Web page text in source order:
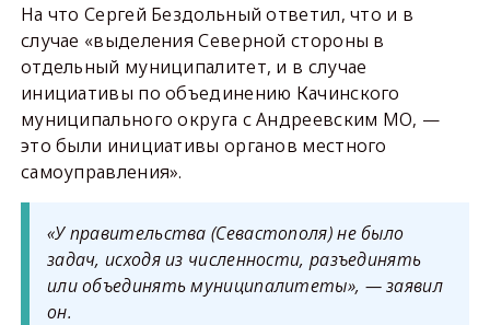
На что Сергей Бездольный ответил, что и в
случае «выделения Северной стороны в
отдельный муниципалитет, и в случае
инициативы по объединению Качинского
муниципального округа с Андреевским МО, —
это были инициативы органов местного
самоуправления».
«У правительства (Севастополя) не было
задач, исходя из численности, разъединять
или объединять муниципалитеты», — заявил
он.